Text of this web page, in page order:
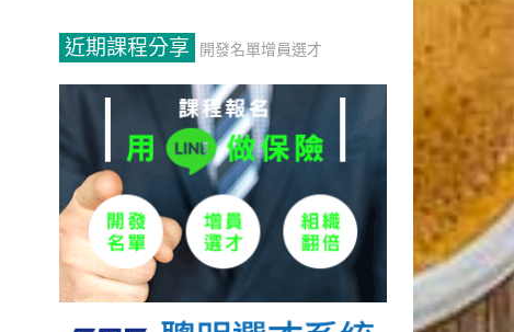
近期課程分享 開發名單增員選才